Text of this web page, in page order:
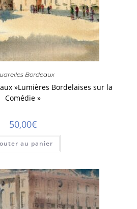
Bordeaux
»Lumières Bordelaises sur la
Comédie »
50,00€
au panier